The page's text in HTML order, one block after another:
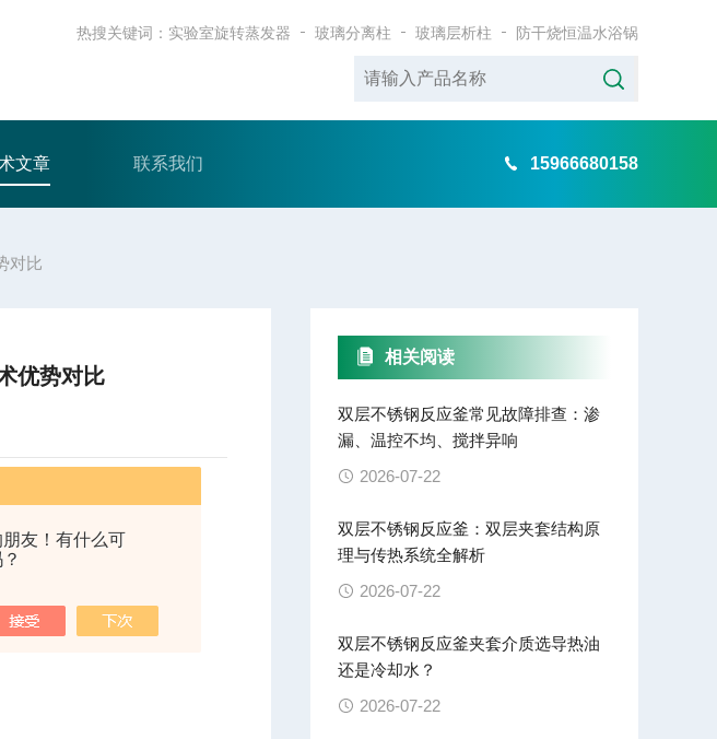
友！有什么可
热搜关键词： 实验室旋转蒸发器 玻璃分离柱 玻璃层析柱 防干烧恒温水浴锅
文章 联系我们 15966680158
对比
优势对比
相关阅读
双层不锈钢反应釜常见故障排查：渗
漏、温控不均、搅拌异响
2026-07-22
双层不锈钢反应釜：双层夹套结构原
理与传热系统全解析
2026-07-22
双层不锈钢反应釜夹套介质选导热油
还是冷却水？
2026-07-22